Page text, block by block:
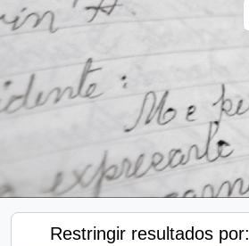
Restringir resultados por: